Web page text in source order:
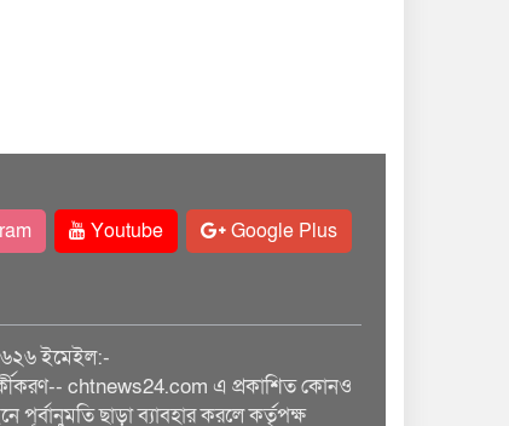
Youtube Google Plus
ইমেইল:-
chtnews24.com এ প্রকাশিত কোনও
ছাড়া ব্যাবহার করলে কর্তৃপক্ষ